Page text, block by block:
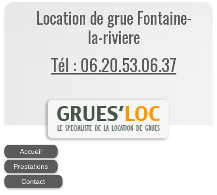
Location de grue Fontaine-
la-riviere
Tél : 06.20.53.06.37
Accueil
Prestations
Contact